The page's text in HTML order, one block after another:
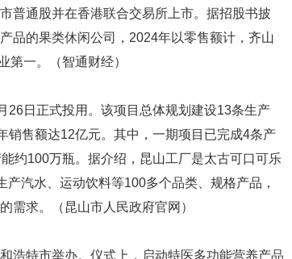
普通股并在香港联合交易所上市。据招股书披
品的果类休闲公司，2024年以零售额计，齐山
第一。（智通财经）
26日正式投用。该项目总体规划建设13条生产
销售额达12亿元。其中，一期项目已完成4条产
约100万瓶。据介绍，昆山工厂是太古可口可乐
汽水、运动饮料等100多个品类、规格产品，
需求。（昆山市人民政府官网）
浩特市举办。仪式上，启动特医多功能营养产品